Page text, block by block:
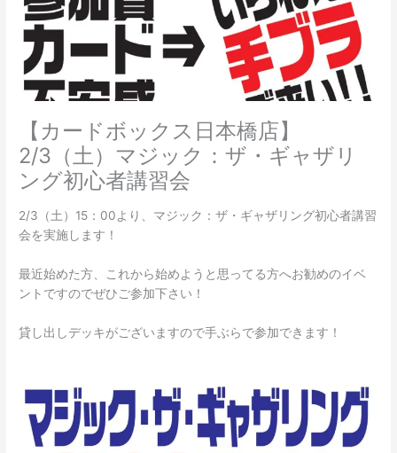
【カードボックス日本橋店】
2/3（土）マジック：ザ・ギャザリ
ング初心者講習会
2/3（土）15：00より、マジック：ザ・ギャザリング初心者講習
会を実施します！
最近始めた方、これから始めようと思ってる方へお勧めのイベ
ントですのでぜひご参加下さい！
貸し出しデッキがございますので手ぶらで参加できます！